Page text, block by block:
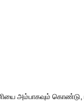
அம்பாகவும்